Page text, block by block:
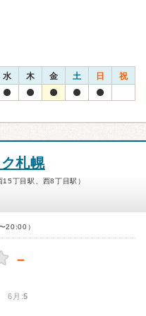
水 木 金 土 日 祝
札幌
丁目駅、西8丁目駅）
20:00）
－
6月:5